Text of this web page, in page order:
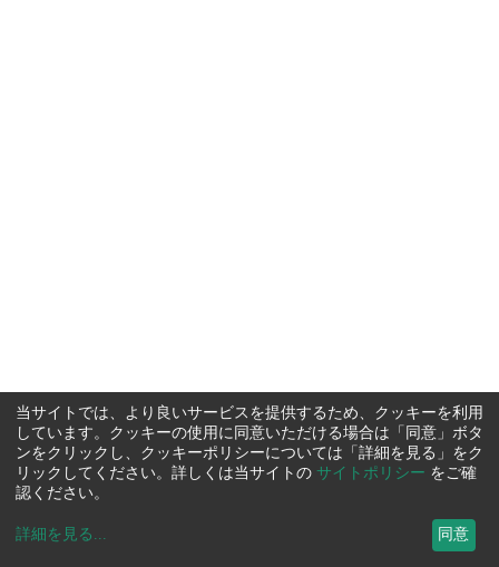
当サイトでは、より良いサービスを提供するため、クッキーを利用
しています。クッキーの使用に同意いただける場合は「同意」ボタ
ンをクリックし、クッキーポリシーについては「詳細を見る」をク
リックしてください。詳しくは当サイトの サイトポリシー をご確
認ください。
詳細を見る ... 同意